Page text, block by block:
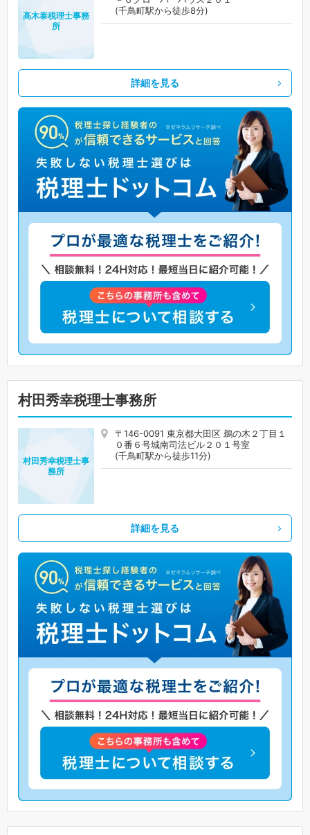
(千鳥町駅から徒歩8分)
高木泰税理士事務
所
詳細を見る
村田秀幸税理士事務所
〒146-0091 東京都大田区 鵜の木２丁目１
０番６号城南司法ビル２０１号室
(千鳥町駅から徒歩11分)
村田秀幸税理士事
務所
詳細を見る